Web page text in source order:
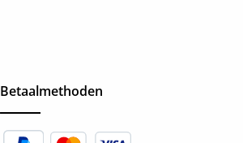
Betaalmethoden